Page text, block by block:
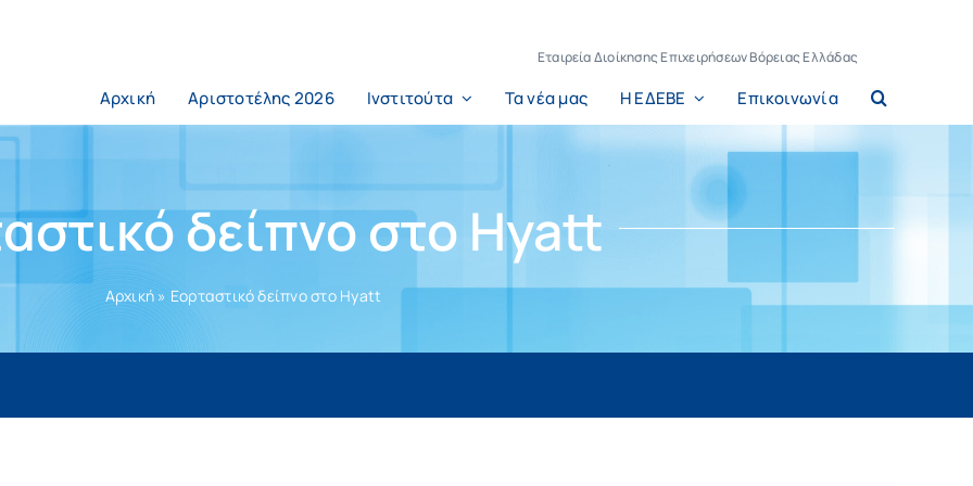
Εταιρεία Διοίκησης Επιχειρήσεων Βόρειας Ελλάδας
Αρχική Αριστοτέλης 2026 Ινστιτούτα Τα νέα μας Η ΕΔΕΒΕ Επικοινωνία
δείπνο στο Hyatt
Αρχική » Εορταστικό δείπνο στο Hyatt